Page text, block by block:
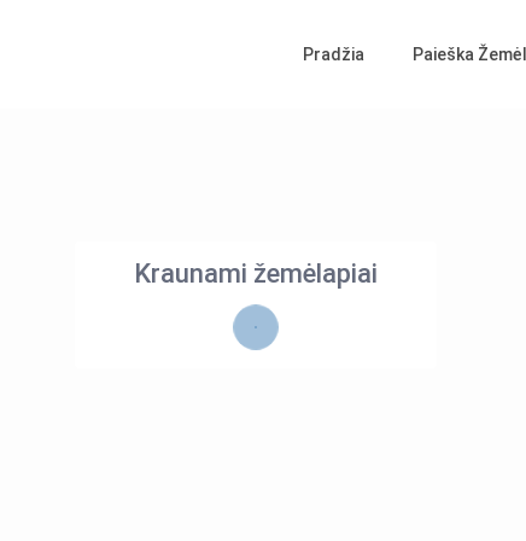
Pradžia Paieška
Kraunami žemėlapiai